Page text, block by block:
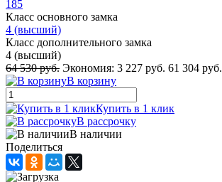
185
Класс основного замка
4 (высший)
Класс дополнительного замка
4 (высший)
64 530 руб. Экономия: 3 227 руб. 61 304 руб.
В корзину
Купить в 1 клик
В рассрочку
В наличии
Поделиться